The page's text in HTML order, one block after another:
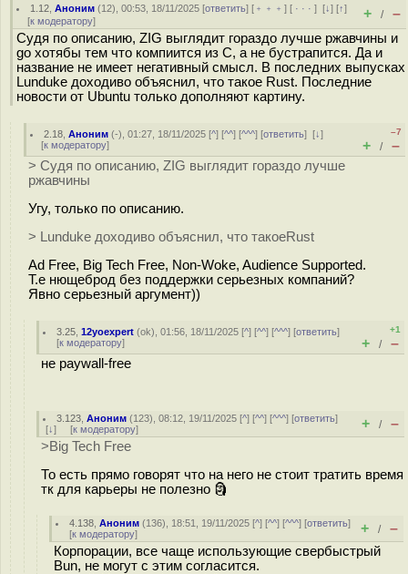
1.12 ,Аноним (12), 00:53, 18/11/2025 [ответить] [ ﹢﹢﹢] [ · · ·][↓] [↑]
[к модератору] + / –
Судя по описанию, ZIG выглядит гораздо лучше ржавчины и
go хотябы тем что компиится из C, а не бустрапится. Да и
название не имеет негативный смысл. В последних выпусках
Lunduke доходиво объяснил, что такое Rust. Последние
новости от Ubuntu только дополняют картину.
2.18 ,Аноним (-), 01:27, 18/11/2025 [^] [^^] [^^^] [ответить][↓]
[к модератору]
–7
+ / –
> Судя по описанию, ZIG выглядит гораздо лучше
ржавчины
Угу, только по описанию.
> Lunduke доходиво объяснил, что такоеRust
Ad Free, Big Tech Free, Non-Woke, Audience Supported.
Т.е нющеброд без поддержки серьезных компаний?
Явно серьезный аргумент))
3.25 ,12yoexpert (ok), 01:56, 18/11/2025 [^] [^^] [^^^] [ответить]
[к модератору]
+1
+ / –
не paywall-free
3.123 ,Аноним (123), 08:12, 19/11/2025 [^] [^^] [^^^] [ответить]
[↓] [к модератору] + / –
>Big Tech Free
То есть прямо говорят что на него не стоит тратить время
тк для карьеры не полезно 🗿
4.138 ,Аноним (136), 18:51, 19/11/2025 [^] [^^] [^^^] [ответить]
[к модератору] + / –
Корпорации, все чаще использующие свербыстрый
Bun, не могут с этим согласится.